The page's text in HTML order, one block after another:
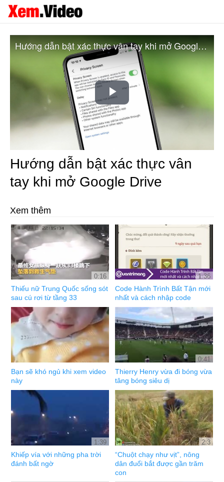
Play
Video
Hướng dẫn bật xác thực vân tay khi mở Google Drive
Hướng dẫn bật xác thực vân
tay khi mở Google Drive
Xem thêm
0:16
Thiếu nữ Trung Quốc sống sót
sau cú rơi từ tầng 33
1:36
Code Hành Trình Bất Tận mới
nhất và cách nhập code
Bạn sẽ khó ngủ khi xem video
này
0:41
Thierry Henry vừa đi bóng vừa
tâng bóng siêu dị
1:39
Khiếp vía với những pha trời
đánh bất ngờ
2:3
“Chuột chạy như vịt”, nông
dân đuổi bắt được gần trăm
con